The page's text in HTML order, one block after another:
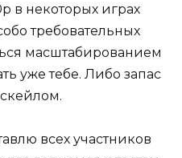
в некоторых играх
требовательных
масштабированием
уже тебе. Либо запас
всех участников